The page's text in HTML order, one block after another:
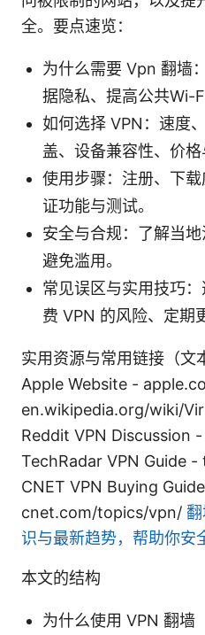
全。要点速览：
为什么需要 Vpn 翻墙
据隐私、提高公共Wi-
如何选择 VPN：速度
盖、设备兼容性、价格
使用步骤：注册、下
证功能与测试。
安全与合规：了解当地
避免滥用。
常见误区与实用技巧
费 VPN 的风险、定期
实用资源与常用链接（文
Apple Website -
en.wikipedia.org/wiki/
Reddit VPN Discussion
TechRadar VPN Guide
CNET VPN Buying
cnet.com/topics/vpn/
识与最新趋势，帮助你安
本文的结构
为什么使用 VPN 翻墙